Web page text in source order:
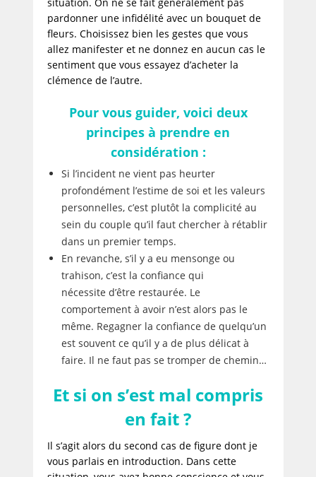
pardonner une infidélité avec un bouquet de
fleurs. Choisissez bien les gestes que vous
allez manifester et ne donnez en aucun cas le
sentiment que vous essayez d’acheter la
clémence de l’autre.
Pour vous guider, voici deux
principes à prendre en
considération :
Si l’incident ne vient pas heurter
profondément l’estime de soi et les valeurs
personnelles, c’est plutôt la complicité au
sein du couple qu’il faut chercher à rétablir
dans un premier temps.
En revanche, s’il y a eu mensonge ou
trahison, c’est la confiance qui
nécessite d’être restaurée. Le
comportement à avoir n’est alors pas le
même. Regagner la confiance de quelqu’un
est souvent ce qu’il y a de plus délicat à
faire. Il ne faut pas se tromper de chemin…
Et si on s’est mal compris
en fait ?
Il s’agit alors du second cas de figure dont je
vous parlais en introduction. Dans cette